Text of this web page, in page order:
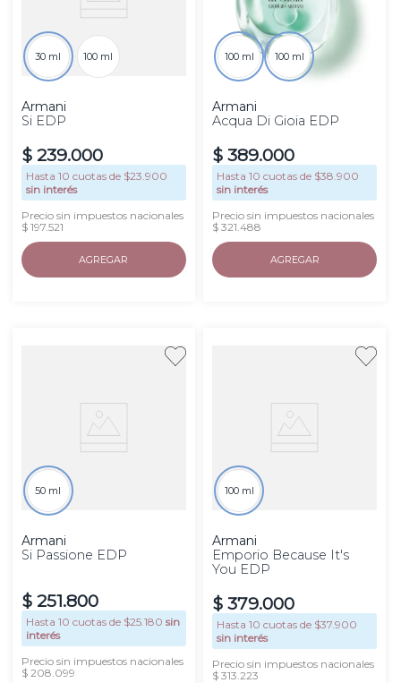
30 ml 100 ml
Armani
Si EDP
$ 239.000
Hasta 10 cuotas de $23.900
sin interés
Precio sin impuestos nacionales
$ 197.521
AGREGAR
100 ml 100 ml
Armani
Acqua Di Gioia EDP
$ 389.000
Hasta10 cuotas de $38.900
sin interés
Precio sin impuestos nacionales
$ 321.488
AGREGAR
50 ml
Armani
Si Passione EDP
$ 251.800
Hasta 10 cuotas de $25.180 sin
interés
Precio sin impuestos nacionales
$ 208.099
100 ml
Armani
Emporio Because It's
You EDP
$ 379.000
Hasta10 cuotas de $37.900
sin interés
Precio sin impuestos nacionales
$ 313.223